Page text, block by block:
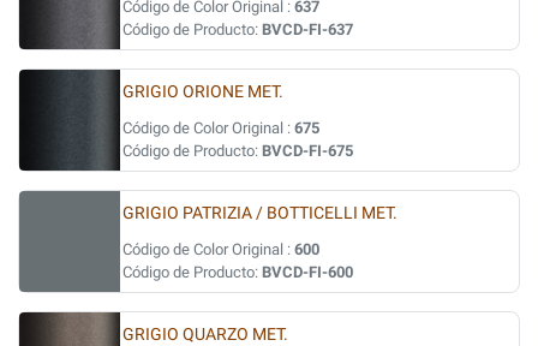
Código de Color Original : 637
Código de Producto: BVCD-FI-637
GRIGIO ORIONE MET.
Código de Color Original : 675
Código de Producto: BVCD-FI-675
GRIGIO PATRIZIA / BOTTICELLI MET.
Código de Color Original : 600
Código de Producto: BVCD-FI-600
GRIGIO QUARZO MET.